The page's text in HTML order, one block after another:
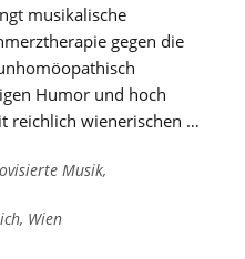
musikalische
gegen die
Humor und hoch
reichlich wienerischen …
Musik,
, Wien